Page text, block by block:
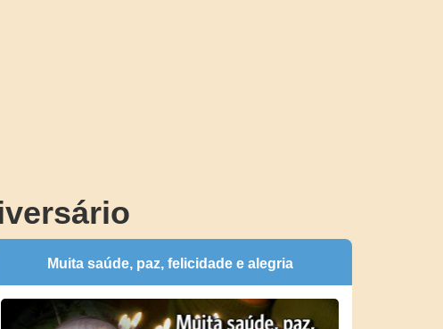
Muita saúde, paz, felicidade e alegria